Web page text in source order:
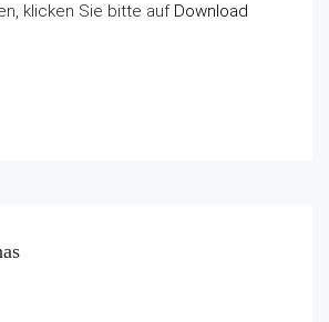
klicken Sie bitte auf Download